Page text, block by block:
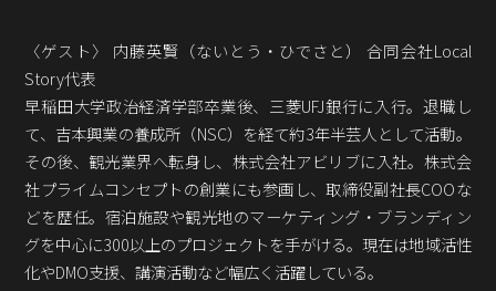
クロスメディアンとは？
広報誌
〈ゲスト〉 内藤英賢（ないとう・ひでさと） 合同会社Local
Story代表
早稲田大学政治経済学部卒業後、三菱UFJ銀行に入行。退職し
て、吉本興業の養成所（NSC）を経て約3年半芸人として活動。
その後、観光業界へ転身し、株式会社アビリブに入社。株式会
社プライムコンセプトの創業にも参画し、取締役副社長COOな
どを歴任。宿泊施設や観光地のマーケティング・ブランディン
グを中心に300以上のプロジェクトを手がける。現在は地域活性
化やDMO支援、講演活動など幅広く活躍している。